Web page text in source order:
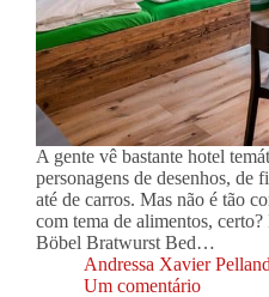
A gente vê bastante hotel
personagens de desenhos, de
até de carros. Mas não é tão
com tema de alimentos,
Böbel Bratwurst Bed…
Andressa Xavier
Um comentário